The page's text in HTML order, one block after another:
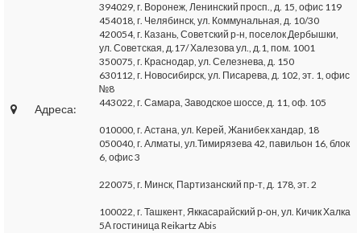
Адреса:
394029, г. Воронеж, Ленинский просп., д. 15, офис 119
454018, г. Челябинск, ул. Коммунальная, д. 10/30
420054, г. Казань, Советский р-н, поселок Дербышки,
ул. Советская, д.17/ Халезова ул., д.1, пом. 1001
350075, г. Краснодар, ул. Селезнева, д. 150
630112, г. Новосибирск, ул. Писарева, д. 102, эт. 1, офис
№8
443022, г. Самара, Заводское шоссе, д. 11, оф. 105
010000, г. Астана, ул. Керей, Жанибек хандар, 18
050040, г. Алматы, ул.Тимирязева 42, павильон 16, блок
6, офис 3
220075, г. Минск, Партизанский пр-т, д. 178, эт. 2
100022, г. Ташкент, Яккасарайский р-он, ул. Кичик Халка
5А гостиница Reikartz Abis